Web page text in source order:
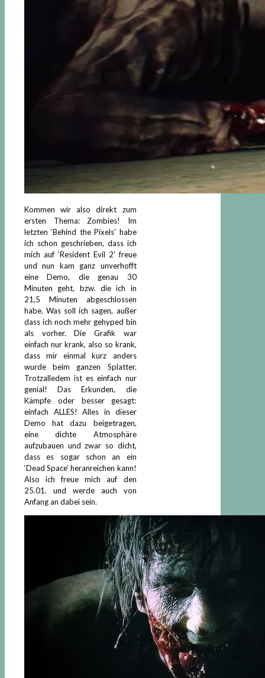
Kommen wir also direkt zum
ersten Thema: Zombies! Im
letzten ‘Behind the Pixels’ habe
ich schon geschrieben, dass ich
mich auf ‘Resident Evil 2’ freue
und nun kam ganz unverhofft
eine Demo, die genau 30
Minuten geht, bzw. die ich in
21,5 Minuten abgeschlossen
habe. Was soll ich sagen, außer
dass ich noch mehr gehyped bin
als vorher. Die Grafik war
einfach nur krank, also so krank,
dass mir einmal kurz anders
wurde beim ganzen Splatter.
Trotzalledem ist es einfach nur
genial! Das Erkunden, die
Kämpfe oder besser gesagt:
einfach ALLES! Alles in dieser
Demo hat dazu beigetragen,
eine dichte Atmosphäre
aufzubauen und zwar so dicht,
dass es sogar schon an ein
‘Dead Space’ heranreichen kann!
Also ich freue mich auf den
25.01. und werde auch von
Anfang an dabei sein.